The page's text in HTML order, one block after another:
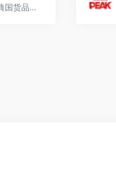
“飞跃鞋”是上海的经典国货品牌，诞生于上海大孚橡胶总厂。